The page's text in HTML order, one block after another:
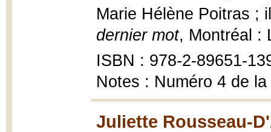
Marie Hélène Poitras ;
dernier mot, Montréal :
ISBN : 978-2-89651-
Notes : Numéro 4 de
Juliette Rousseau-